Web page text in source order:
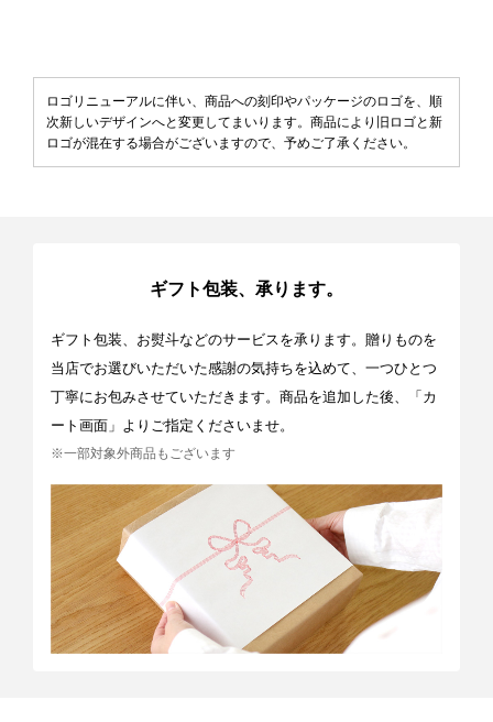
ロゴリニューアルに伴い、商品への刻印やパッケージのロゴを、順
次新しいデザインへと変更してまいります。商品により旧ロゴと新
ロゴが混在する場合がございますので、予めご了承ください。
ギフト包装、承ります。
ギフト包装、お熨斗などのサービスを承ります。贈りものを
当店でお選びいただいた感謝の気持ちを込めて、一つひとつ
丁寧にお包みさせていただきます。商品を追加した後、「カ
ート画面」よりご指定くださいませ。
※一部対象外商品もございます